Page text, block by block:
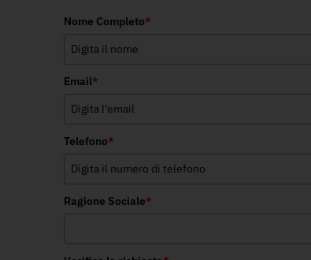
Nome Completo*
Email*
Telefono*
Ragione Sociale*